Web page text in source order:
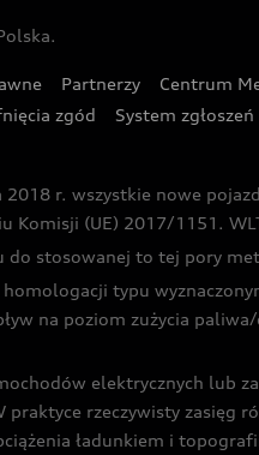
Partnerzy Centrum
zgód
System
2018 r. wszystkie nowe
Komisji (UE) 2017/1151.
stosowanej to tej pory
typu
na poziom zużycia
elektrycznych lub
praktyce rzeczywisty zasięg
ładunkiem i